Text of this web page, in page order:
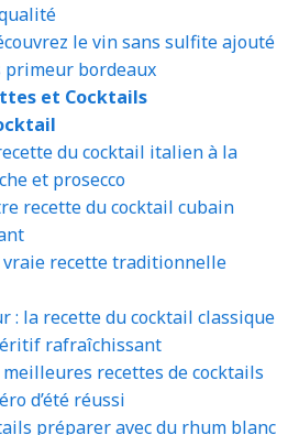
le vin sans sulfite ajouté
primeur bordeaux
et Cocktails
du cocktail italien à la
et prosecco
recette du cocktail cubain
vraie recette traditionnelle
: la recette du cocktail classique
rafraîchissant
recettes de cocktails
d’été réussi
préparer avec du rhum blanc